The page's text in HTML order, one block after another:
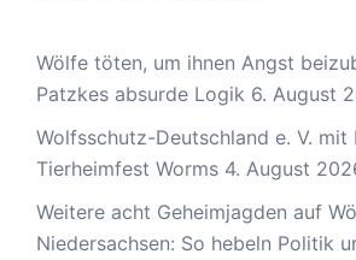
Wölfe töten, um ihnen Angst
Patzkes absurde Logik 6. August
Wolfsschutz-Deutschland e. V. mit
Tierheimfest Worms 4. August
Weitere acht Geheimjagden auf
Niedersachsen: So hebeln Politik